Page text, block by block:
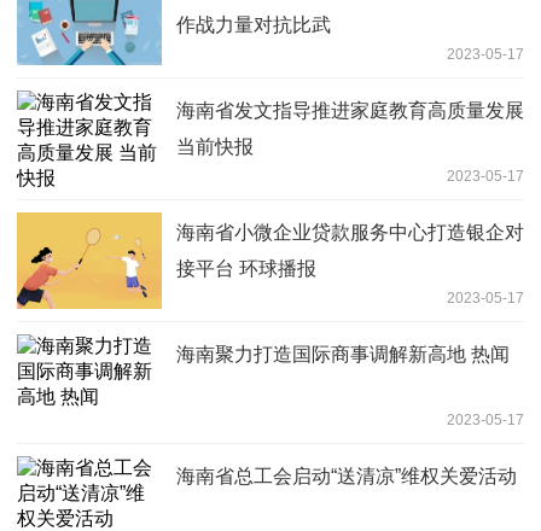
作战力量对抗比武
2023-05-17
海南省发文指导推进家庭教育高质量发展
当前快报
2023-05-17
海南省小微企业贷款服务中心打造银企对
接平台 环球播报
2023-05-17
海南聚力打造国际商事调解新高地 热闻
2023-05-17
海南省总工会启动“送清凉”维权关爱活动